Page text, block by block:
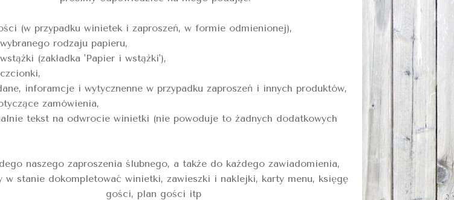
(w przypadku winietek i zaproszeń, w formie odmienionej),
rodzaju papieru,
(zakładka 'Papier i wstążki'),
inforamcje i wytycznenne w przypadku zaproszeń i innych produktów,
zamówienia,
tekst na odwrocie winietki (nie powoduje to żadnych dodatkowych
naszego zaproszenia ślubnego, a także do każdego zawiadomienia,
w stanie dokompletować winietki, zawieszki i naklejki, karty menu, księgę
gości, plan gości itp